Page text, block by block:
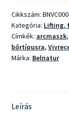
Cikkszám:
Kategória: Lifting,
Címkék: arcmaszk,
bőrtípusra,
Márka: Belnatur
Leírás